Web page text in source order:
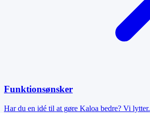
Funktionsønsker
Har du en idé til at gøre Kaloa bedre? Vi lytter.